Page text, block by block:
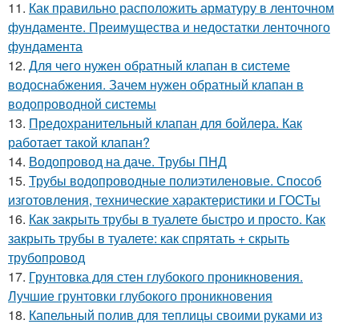
11. Как правильно расположить арматуру в ленточном
фундаменте. Преимущества и недостатки ленточного
фундамента
12. Для чего нужен обратный клапан в системе
водоснабжения. Зачем нужен обратный клапан в
водопроводной системы
13. Предохранительный клапан для бойлера. Как
работает такой клапан?
14. Водопровод на даче. Трубы ПНД
15. Трубы водопроводные полиэтиленовые. Способ
изготовления, технические характеристики и ГОСТы
16. Как закрыть трубы в туалете быстро и просто. Как
закрыть трубы в туалете: как спрятать + скрыть
трубопровод
17. Грунтовка для стен глубокого проникновения.
Лучшие грунтовки глубокого проникновения
18. Капельный полив для теплицы своими руками из